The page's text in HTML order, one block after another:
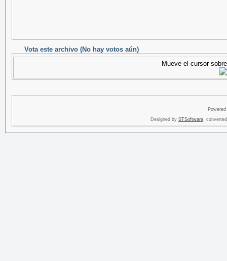
Vota este archivo (No hay votos aún)
Mueve el cursor
Designed by STSoftware,